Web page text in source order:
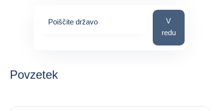
Poiščite državo Poiščite državo
V
redu
Povzetek